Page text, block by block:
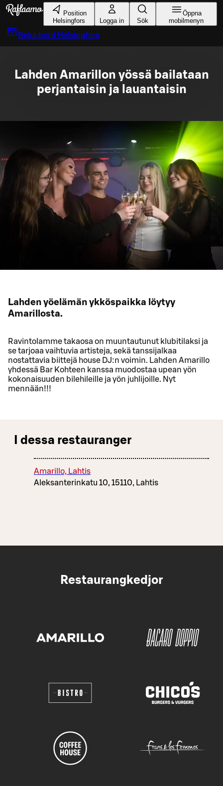
Gå till huvudinnehållet
Position
Helsingfors
Logga in Sök
Öppna
mobilmenyn
Boka bord Helsingfors
Lahden Amarillon yössä bailataan
perjantaisin ja lauantaisin
Lahden yöelämän ykköspaikka löytyy
Amarillosta.
Ravintolamme takaosa on muuntautunut klubitilaksi ja
se tarjoaa vaihtuvia artisteja, sekä tanssijalkaa
nostattavia biittejä house DJ:n voimin. Lahden Amarillo
yhdessä Bar Kohteen kanssa muodostaa upean yön
kokonaisuuden bilehileille ja yön juhlijoille. Nyt
mennään!!!
I dessa restauranger
Amarillo, Lahtis
Aleksanterinkatu 10, 15110, Lahtis
Restaurangkedjor